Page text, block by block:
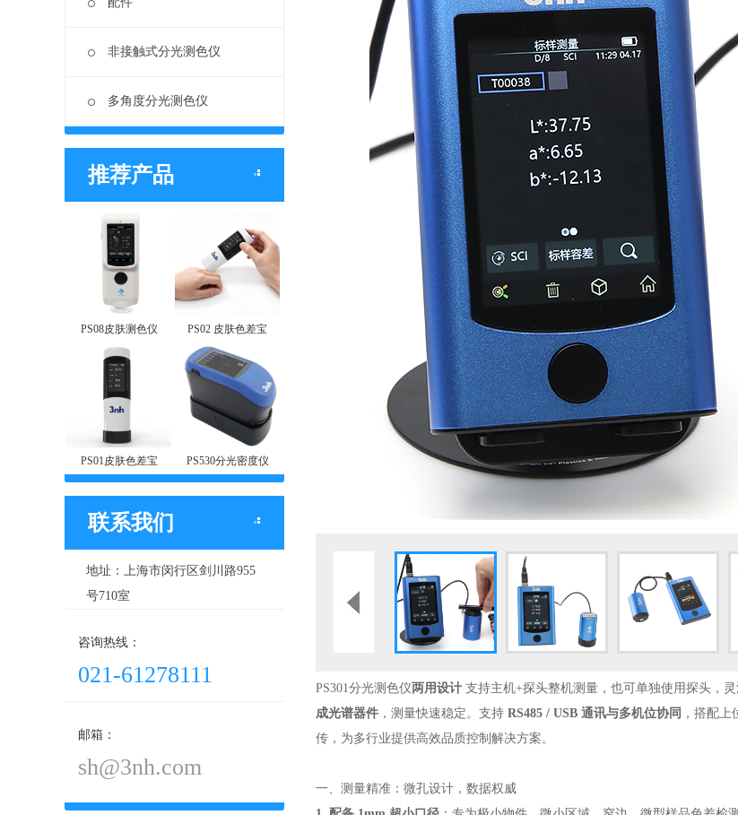
非接触式分光测色仪
多角度分光测色仪
推荐产品
PS08皮肤测色仪 PS02 皮肤色差宝
PS01皮肤色差宝 PS530分光密度仪
联系我们
地址：上海市闵行区剑川路955
号710室
咨询热线：
021-61278111
邮箱：
sh@3nh.com
PS301分光测色仪两用设计 支持主机+探头整机测量，也可单独使用探头，
成光谱器件 ，测量快速稳定。支持 RS485 / USB 通讯与多机位协同 ，搭配
传，为多行业提供高效品质控制解决方案。
一、测量精准：微孔设计，数据权威